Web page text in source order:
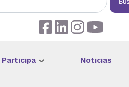
Participa Noticias